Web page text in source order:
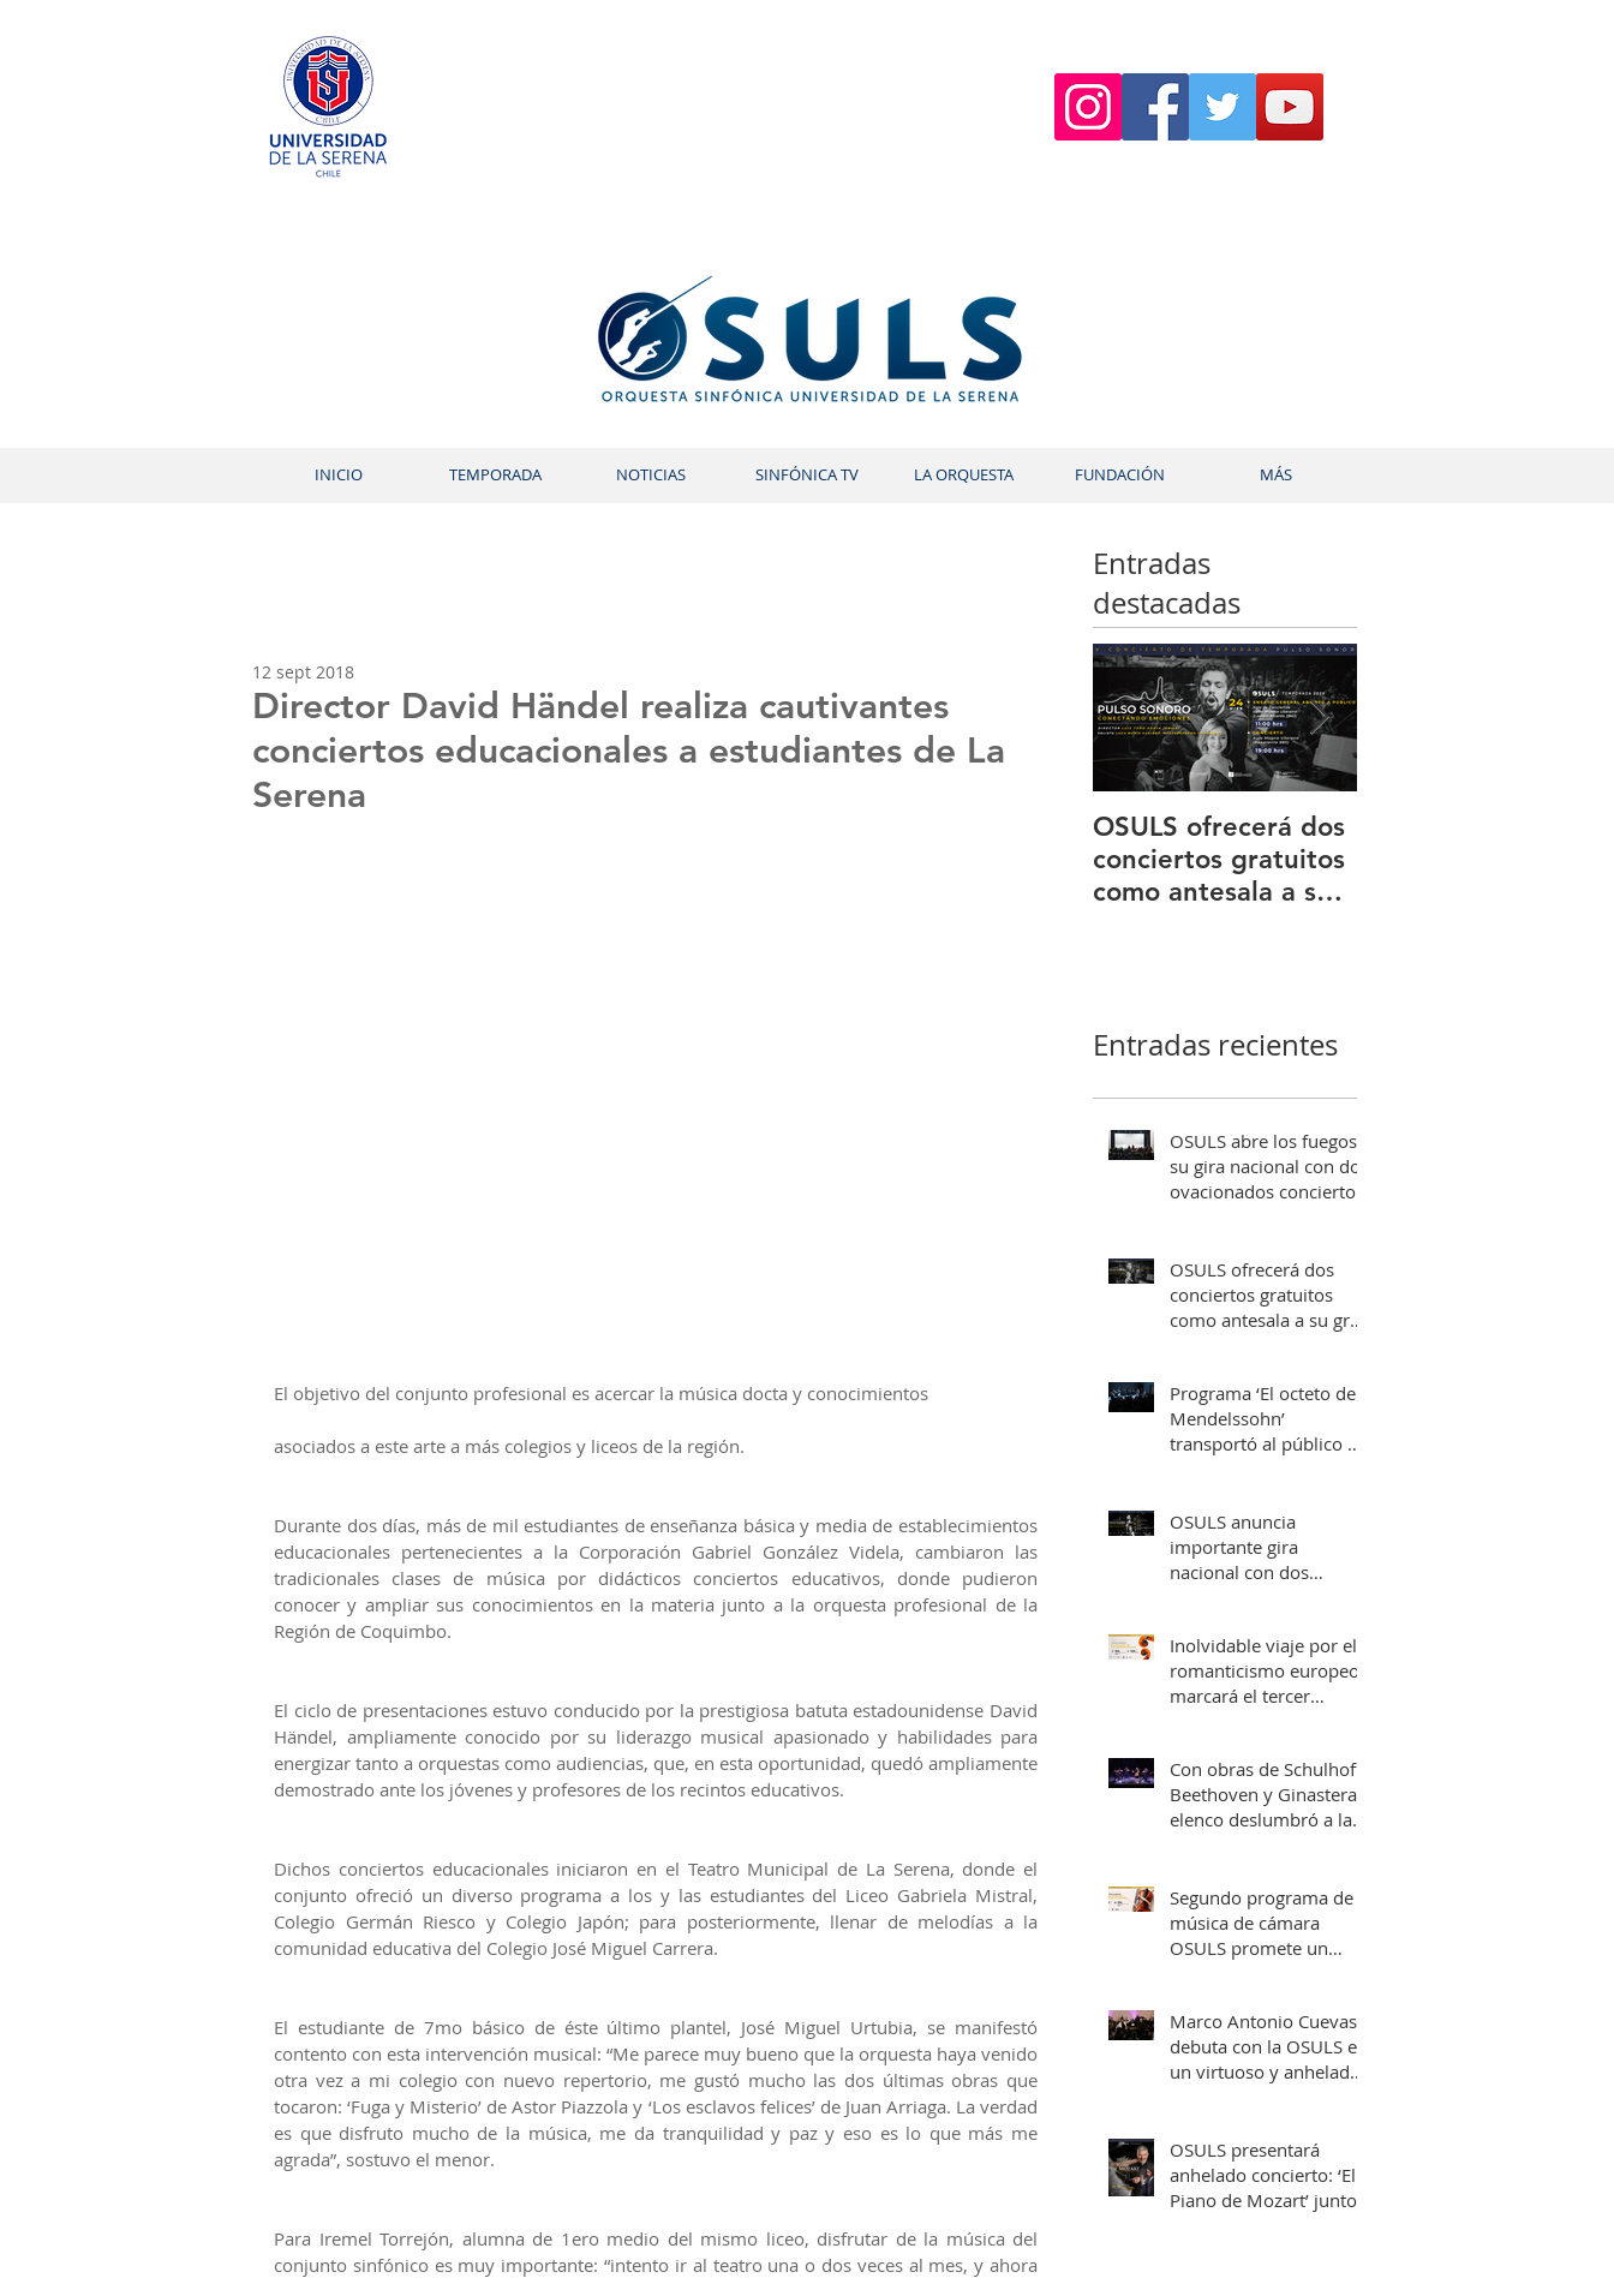
INICIO TEMPORADA NOTICIAS SINFÓNICA TV LA ORQUESTA FUNDACIÓN MÁS
Entradas
destacadas
Director David Händel realiza cautivantes
conciertos educacionales a estudiantes de La
Serena
12 sept 2018
El objetivo del conjunto profesional es acercar la música docta y conocimientos
asociados a este arte a más colegios y liceos de la región.
Durante dos días, más de mil estudiantes de enseñanza básica y media de establecimientos
educacionales pertenecientes a la Corporación Gabriel González Videla, cambiaron las
tradicionales clases de música por didácticos conciertos educativos, donde pudieron
conocer y ampliar sus conocimientos en la materia junto a la orquesta profesional de la
Región de Coquimbo.
El ciclo de presentaciones estuvo conducido por la prestigiosa batuta estadounidense David
Händel, ampliamente conocido por su liderazgo musical apasionado y habilidades para
energizar tanto a orquestas como audiencias, que, en esta oportunidad, quedó ampliamente
demostrado ante los jóvenes y profesores de los recintos educativos.
Dichos conciertos educacionales iniciaron en el Teatro Municipal de La Serena, donde el
conjunto ofreció un diverso programa a los y las estudiantes del Liceo Gabriela Mistral,
Colegio Germán Riesco y Colegio Japón; para posteriormente, llenar de melodías a la
comunidad educativa del Colegio José Miguel Carrera.
El estudiante de 7mo básico de éste último plantel, José Miguel Urtubia, se manifestó
contento con esta intervención musical: “Me parece muy bueno que la orquesta haya venido
otra vez a mi colegio con nuevo repertorio, me gustó mucho las dos últimas obras que
tocaron: ‘Fuga y Misterio’ de Astor Piazzola y ‘Los esclavos felices’ de Juan Arriaga. La verdad
es que disfruto mucho de la música, me da tranquilidad y paz y eso es lo que más me
agrada”, sostuvo el menor.
Para Iremel Torrejón, alumna de 1ero medio del mismo liceo, disfrutar de la música del
conjunto sinfónico es muy importante: “intento ir al teatro una o dos veces al mes, y ahora
OSULS ofrecerá dos
conciertos gratuitos
como antesala a su
Entradas recientes
OSULS abre los fuegos a
su gira nacional con dos
ovacionados conciertos
OSULS ofrecerá dos
conciertos gratuitos
como antesala a su gran
Programa ‘El octeto de
Mendelssohn’
transportó al público de
OSULS anuncia
importante gira
nacional con dos
Inolvidable viaje por el
romanticismo europeo
marcará el tercer
Con obras de Schulhoff,
Beethoven y Ginastera,
elenco deslumbró a la
‘Entrelazados: Diálogos
de arcos & vientos’
Segundo programa de
música de cámara
OSULS promete un
Marco Antonio Cuevas
debuta con la OSULS en
un virtuoso y anhelado
OSULS presentará
anhelado concierto: ‘El
Piano de Mozart’ junto